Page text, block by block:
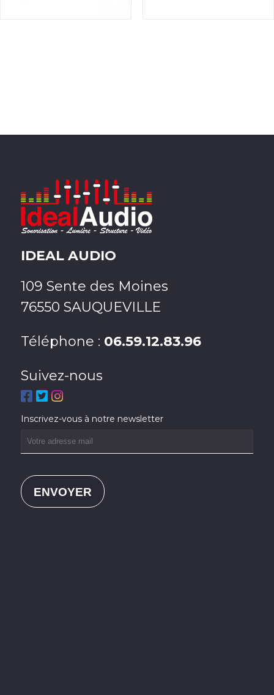
IDEAL AUDIO
109 Sente des Moines
76550 SAUQUEVILLE
Téléphone : 06.59.12.83.96
Suivez-nous
Inscrivez-vous à notre newsletter